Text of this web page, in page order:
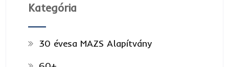
Kategória
30 évesa MAZS Alapítvány